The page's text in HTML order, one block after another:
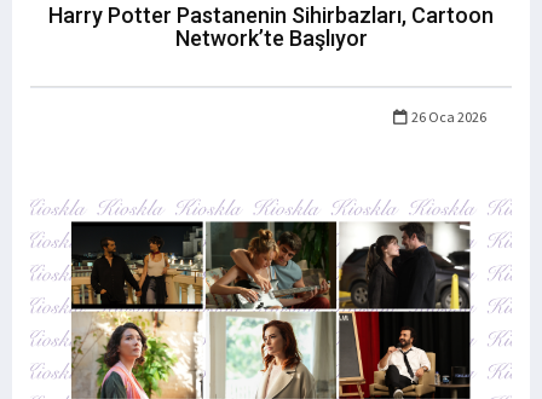
Harry Potter Pastanenin Sihirbazları, Cartoon
Network’te Başlıyor
26 Oca 2026